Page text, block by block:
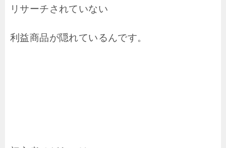
リサーチされていない
利益商品が隠れているんです。